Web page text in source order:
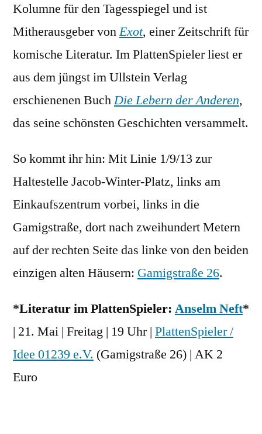
Kolumne für den Tagesspiegel und ist
Mitherausgeber vonExot, einer Zeitschrift für
komische Literatur. Im PlattenSpieler liest er
aus dem jüngst im Ullstein Verlag
erschienenen BuchDie Lebern der Anderen,
das seine schönsten Geschichten versammelt.
So kommt ihr hin: Mit Linie 1/9/13 zur
Haltestelle Jacob-Winter-Platz, links am
Einkaufszentrum vorbei, links in die
Gamigstraße, dort nach zweihundert Metern
auf der rechten Seite das linke von den beiden
einzigen alten Häusern: Gamigstraße 26.
*Literatur im PlattenSpieler: Anselm Neft*
| 21. Mai | Freitag | 19 Uhr | PlattenSpieler /
Idee 01239 e.V. (Gamigstraße 26) | AK 2
Euro